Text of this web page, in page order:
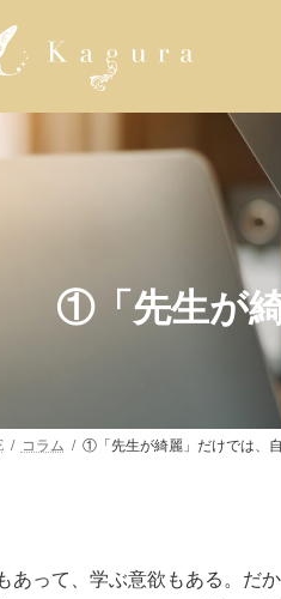
①「先生が
コラム ①「先生が綺麗」だけでは、
あって、学ぶ意欲もある。だ